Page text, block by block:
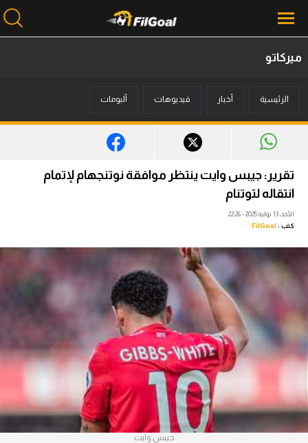
أخبار
ميركاتو
فانتازي في الجول
مسابقة التوقعات
فيديوهات
عدسات
آراء حرة
ركن الألعاب
بطولات
ميركاتو
الرئيسية أخبار فيديوهات ألبومات
تقرير: جيبس وايت ينتظر موافقة نوتنجهام لإتمام
انتقاله لتوتنام
الأحد، 13 يوليه 2025 - 22:26
كتب : FilGoal
جيبس وايت